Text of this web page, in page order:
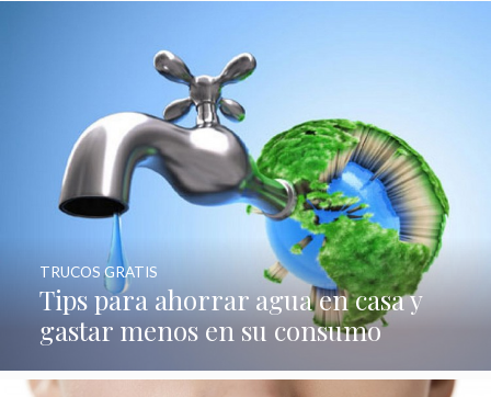
Tips para ahorrar agua en casa y
gastar menos en su consumo
TRUCOS GRATIS